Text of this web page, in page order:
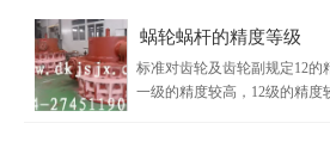
蜗轮蜗杆的精度等级
标准对齿轮及齿轮副规定12的
一级的精度较高，12级的精度